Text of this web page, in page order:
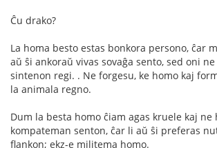
Ĉu drako?
La homa besto estas bonkora persono, ĉar
aŭ ŝi ankoraŭ vivas sovaĝa sento, sed oni
sintenon regi. . Ne forgesu, ke homo kaj
la animala regno.
Dum la besta homo ĉiam agas kruele kaj ne
kompateman senton, ĉar li aŭ ŝi preferas
flankon; ekz-e militema homo.